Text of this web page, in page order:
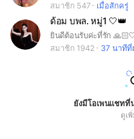
สมาชิก 547
เมื่อสักครู่
ด้อม บพล. หมู่1 🤍👑
ยินดีต้อนรับค่ะที่รัก
สมาชิก 1942
37 นาที
ยังมีโอเพนแชทที่
ดูเ